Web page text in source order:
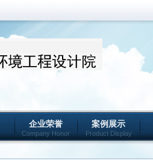
企业荣誉
Company Honor
案例展示
Product Display